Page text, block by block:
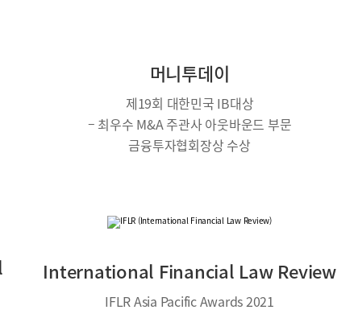
머니투데이
제19회 대한민국 IB대상
– 최우수 M&A 주관사 아웃바운드 부문
금융투자협회장상 수상
International Financial Law Review
IFLR Asia Pacific Awards 2021